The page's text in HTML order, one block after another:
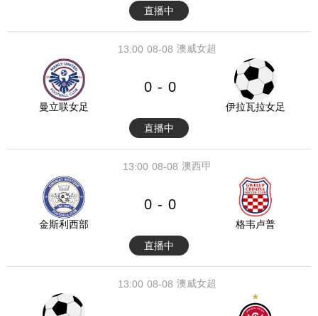
直播中
08-08
13:00 澳威女超
曼立联女足
0 - 0
伊拉瓦拉女足
直播中
08-08
13:00 澳西甲
金斯利西部
0 - 0
格韦卢普
直播中
08-08
13:00 澳威女超